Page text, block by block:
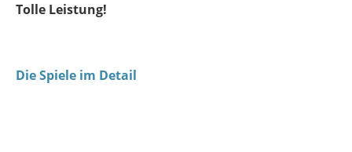
Tolle Leistung!
Die Spiele im Detail